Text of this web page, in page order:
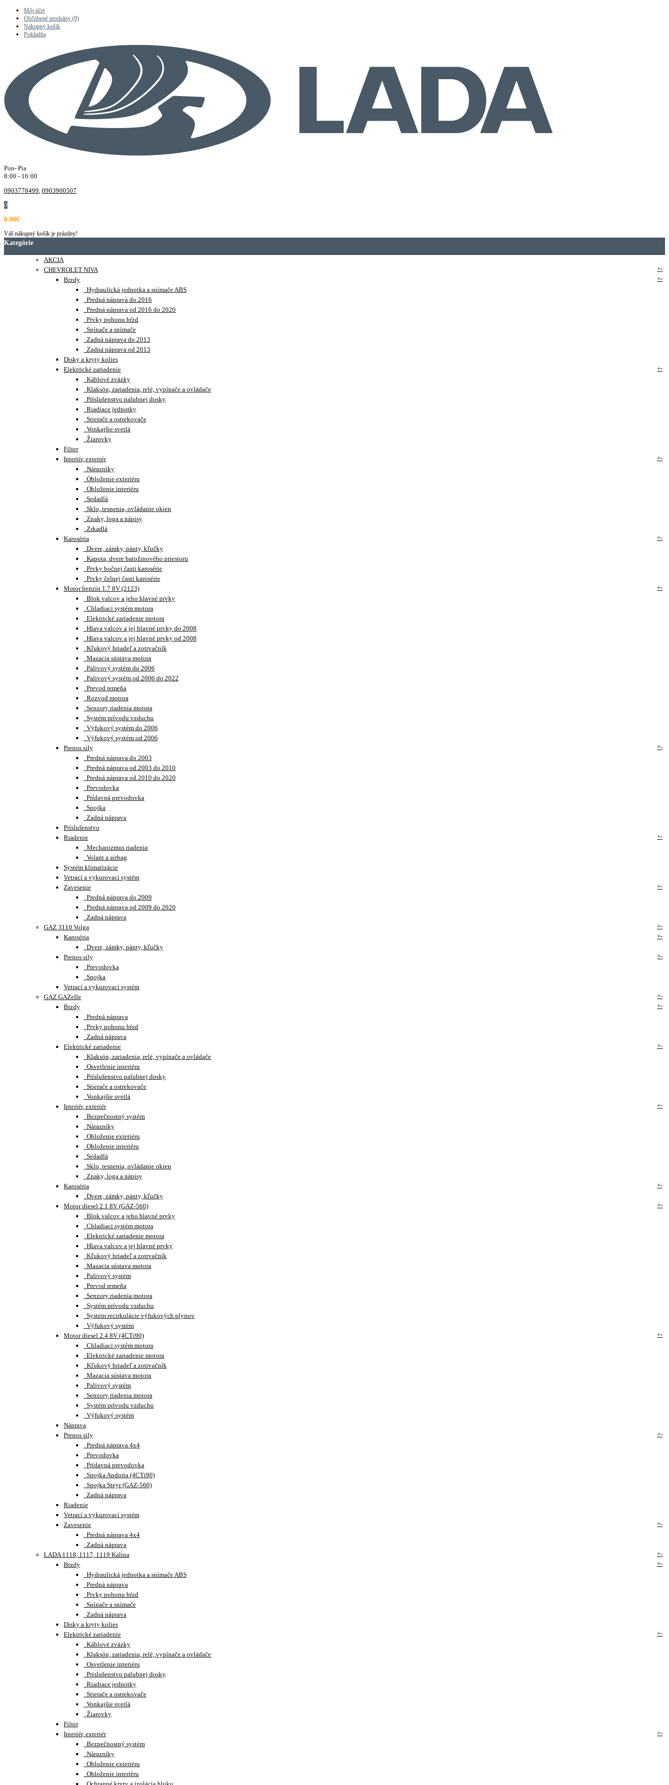
Môj účet
Obľúbené produkty (0)
Nákupný košík
Pokladňa
Pon- Pia
8:00 - 16:00
0903778499, 0903900507
0
0.00€
Váš nákupný košík je prázdny!
Kategórie
AKCIA
CHEVROLET NIVA
+-
Brzdy
+-
Hydraulická jednotka a snímače ABS
Predná náprava do 2016
Predná náprava od 2016 do 2020
Prvky pohonu bŕzd
Spínače a snímače
Zadná náprava do 2013
Zadná náprava od 2013
Disky a kryty kolies
Elektrické zariadenie
+-
Káblové zväzky
Klaksón, zariadenia, relé, vypínače a ovládače
Príslušenstvo palubnej dosky
Riadiace jednotky
Stierače a ostrekovače
Vonkajšie svetlá
Žiarovky
Filter
Interiér, exteriér
+-
Nárazníky
Obloženie exteriéru
Obloženie interiéru
Sedadlá
Sklo, tesnenia, ovládanie okien
Znaky, loga a nápisy
Zrkadlá
Karoséria
+-
Dvere, zámky, pánty, kľučky
Kapota, dvere batožinového priestoru
Prvky bočnej časti karosérie
Prvky čelnej časti karosérie
Motor benzín 1.7 8V (2123)
+-
Blok valcov a jeho hlavné prvky
Chladiaci systém motora
Elektrické zariadenie motora
Hlava valcov a jej hlavné prvky do 2008
Hlava valcov a jej hlavné prvky od 2008
Kľukový hriadeľ a zotrvačník
Mazacia sústava motora
Palivový systém do 2006
Palivový systém od 2006 do 2022
Prevod remeňa
Rozvod motora
Senzory riadenia motora
Systém prívodu vzduchu
Výfukový systém do 2006
Výfukový systém od 2006
Prenos sily
+-
Predná náprava do 2003
Predná náprava od 2003 do 2010
Predná náprava od 2010 do 2020
Prevodovka
Prídavná prevodovka
Spojka
Zadná náprava
Príslušenstvo
Riadenie
+-
Mechanizmus riadenia
Volant a airbag
Systém klimatizácie
Vetrací a vykurovací systém
Zavesenie
+-
Predná náprava do 2009
Predná náprava od 2009 do 2020
Zadná náprava
GAZ 3110 Volga
+-
Karoséria
+-
Dvere, zámky, pánty, kľučky
Prenos sily
+-
Prevodovka
Spojka
Vetrací a vykurovací systém
GAZ GAZelle
+-
Brzdy
+-
Predná náprava
Prvky pohonu bŕzd
Zadná náprava
Elektrické zariadenie
+-
Klaksón, zariadenia, relé, vypínače a ovládače
Osvetlenie interiéru
Príslušenstvo palubnej dosky
Stierače a ostrekovače
Vonkajšie svetlá
Interiér, exteriér
+-
Bezpečnostný systém
Nárazníky
Obloženie exteriéru
Obloženie interiéru
Sedadlá
Sklo, tesnenia, ovládanie okien
Znaky, loga a nápisy
Karoséria
+-
Dvere, zámky, pánty, kľučky
Motor diesel 2.1 8V (GAZ-560)
+-
Blok valcov a jeho hlavné prvky
Chladiaci systém motora
Elektrické zariadenie motora
Hlava valcov a jej hlavné prvky
Kľukový hriadeľ a zotrvačník
Mazacia sústava motora
Palivový systém
Prevod remeňa
Senzory riadenia motora
Systém prívodu vzduchu
Systém recirkulácie výfukových plynov
Výfukový systém
Motor diesel 2.4 8V (4CTi90)
+-
Chladiaci systém motora
Elektrické zariadenie motora
Kľukový hriadeľ a zotrvačník
Mazacia sústava motora
Palivový systém
Senzory riadenia motora
Systém prívodu vzduchu
Výfukový systém
Náprava
Prenos sily
+-
Predná náprava 4x4
Prevodovka
Prídavná prevodovka
Spojka Andoria (4CTi90)
Spojka Steyr (GAZ-560)
Zadná náprava
Riadenie
Vetrací a vykurovací systém
Zavesenie
+-
Predná náprava 4x4
Zadná náprava
LADA 1118, 1117, 1119 Kalina
+-
Brzdy
+-
Hydraulická jednotka a snímače ABS
Predná náprava
Prvky pohonu bŕzd
Spínače a snímače
Zadná náprava
Disky a kryty kolies
Elektrické zariadenie
+-
Káblové zväzky
Klaksón, zariadenia, relé, vypínače a ovládače
Osvetlenie interiéru
Príslušenstvo palubnej dosky
Riadiace jednotky
Stierače a ostrekovače
Vonkajšie svetlá
Žiarovky
Filter
Interiér, exteriér
+-
Bezpečnostný systém
Nárazníky
Obloženie exteriéru
Obloženie interiéru